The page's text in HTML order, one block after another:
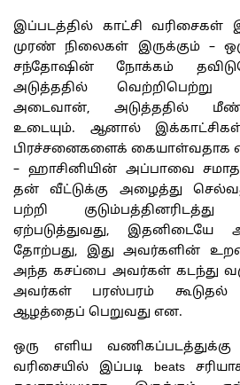
இப்படத்தில் காட்சி வரிசைகள்
முரண் நிலைகள் இருக்கும் –
சந்தோஷின் நோக்கம்
அடுத்ததில்
அடைவான், அடுத்ததில்
உடையும். ஆனால்
பிரச்சனைகளைக் கையாள்வதாக
– ஹாசினியின் அப்பாவை
தன் வீட்டுக்கு அழைத்து
பற்றி
ஏற்படுத்துவது, இதனிடையே
தோற்பது, இது அவர்களின்
அந்த கசப்பை அவர்கள் கடந்து
அவர்கள் பரஸ்பரம் கூடுதல்
ஆழத்தைப் பெறுவது என.
ஒரு எளிய வணிகப்படத்துக்கு
வரிசையில் இப்படி beats